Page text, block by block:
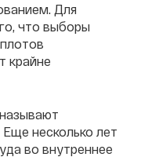
Для
что выборы
крайне
несколько лет
во внутреннее